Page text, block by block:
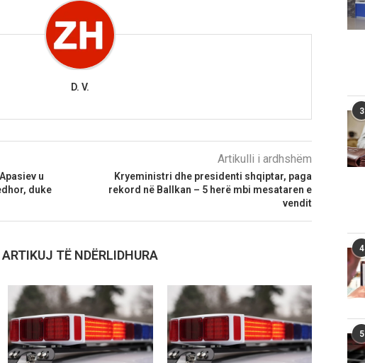
D. V.
u
duke
Artikulli i ardhshëm
Kryeministri dhe presidenti shqiptar, paga
rekord në Ballkan – 5 herë mbi mesataren e
vendit
ARTIKUJ TË NDËRLIDHURA
3
4
5